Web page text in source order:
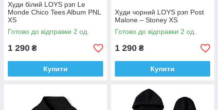
Худи білий LOYS рэп Le
Monde Chico Tees Album PNL
XS
Готово до відправки 2 од.
1 290 ₴
Купити
Худи чорний LOYS рэп Post
Malone – Stoney XS
Готово до відправки 2 од.
1 290 ₴
Купити